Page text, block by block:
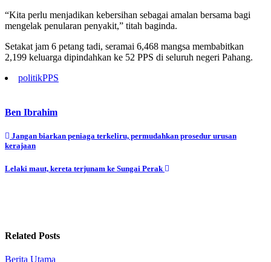
“Kita perlu menjadikan kebersihan sebagai amalan bersama bagi
mengelak penularan penyakit,” titah baginda.
Setakat jam 6 petang tadi, seramai 6,468 mangsa membabitkan
2,199 keluarga dipindahkan ke 52 PPS di seluruh negeri Pahang.
politikPPS
Ben Ibrahim
Post
navigation
Jangan biarkan peniaga terkeliru, permudahkan prosedur urusan
kerajaan
Lelaki maut, kereta terjunam ke Sungai Perak
Related Posts
Berita Utama